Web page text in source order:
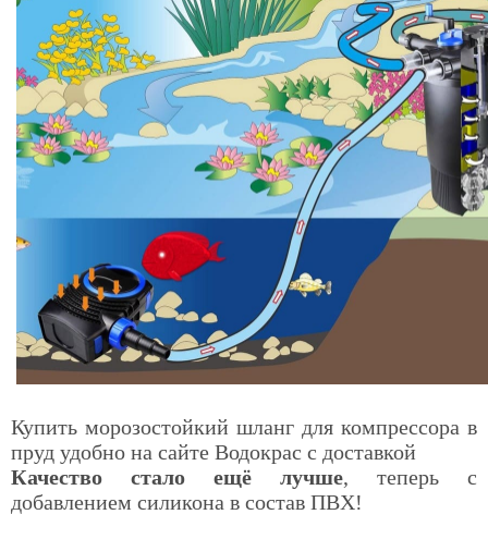
Купить морозостойкий шланг для компрессора в
пруд удобно на сайте Водокрас с доставкой
Качество стало ещё лучше, теперь с
добавлением силикона в состав ПВХ!